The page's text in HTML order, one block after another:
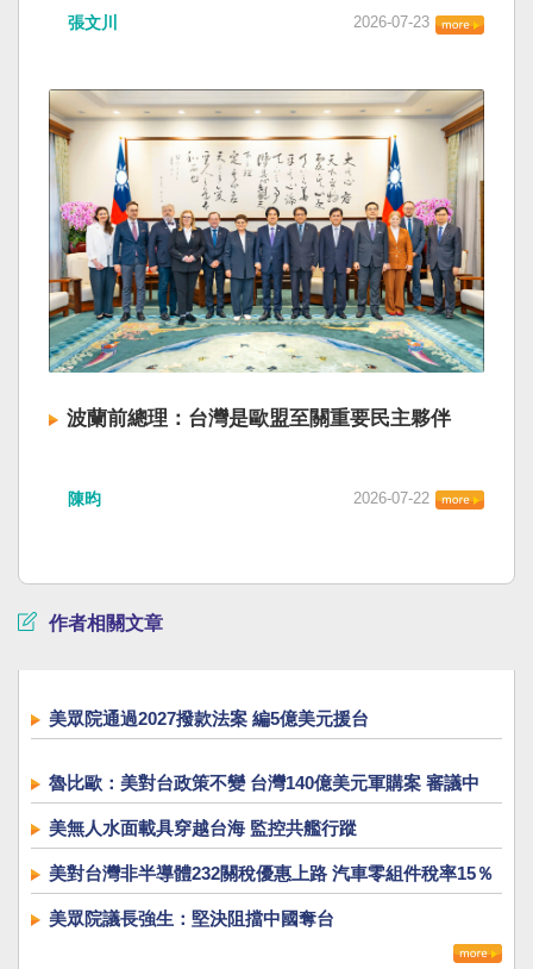
張文川 2026-07-23
波蘭前總理：台灣是歐盟至關重要民主夥伴
陳昀 2026-07-22
作者相關文章
美眾院通過2027撥款法案 編5億美元援台
魯比歐：美對台政策不變 台灣140億美元軍購案 審議中
美無人水面載具穿越台海 監控共艦行蹤
美對台灣非半導體232關稅優惠上路 汽車零組件稅率15％
美眾院議長強生：堅決阻擋中國奪台